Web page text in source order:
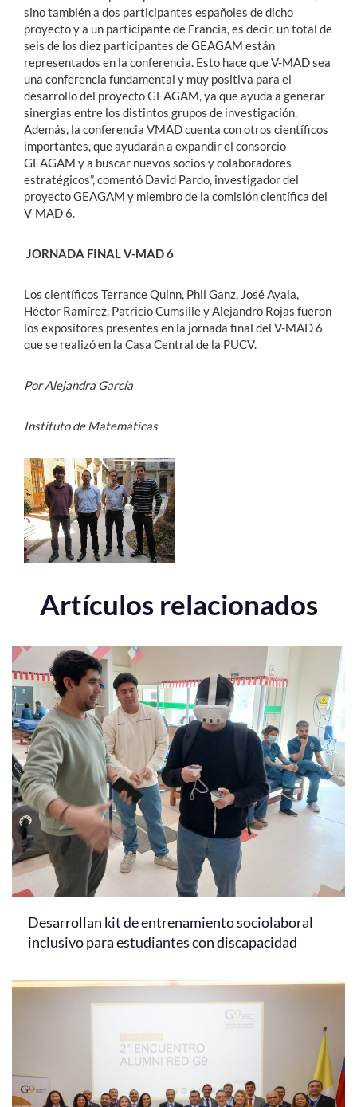
sino también a dos participantes españoles de dicho
proyecto y a un participante de Francia, es decir, un total de
seis de los diez participantes de GEAGAM están
representados en la conferencia. Esto hace que V-MAD sea
una conferencia fundamental y muy positiva para el
desarrollo del proyecto GEAGAM, ya que ayuda a generar
sinergias entre los distintos grupos de investigación.
Además, la conferencia VMAD cuenta con otros científicos
importantes, que ayudarán a expandir el consorcio
GEAGAM y a buscar nuevos socios y colaboradores
estratégicos”, comentó David Pardo, investigador del
proyecto GEAGAM y miembro de la comisión científica del
V-MAD 6.
JORNADA FINAL V-MAD 6
Los científicos Terrance Quinn, Phil Ganz, José Ayala,
Héctor Ramírez, Patricio Cumsille y Alejandro Rojas fueron
los expositores presentes en la jornada final del V-MAD 6
que se realizó en la Casa Central de la PUCV.
Por Alejandra García
Instituto de Matemáticas
Artículos relacionados
Desarrollan kit de entrenamiento sociolaboral
inclusivo para estudiantes con discapacidad